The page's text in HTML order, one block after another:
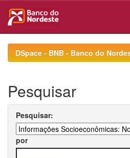
navigationDSpace - BNB - Banco do
Pesquisar
Pesquisar:
por